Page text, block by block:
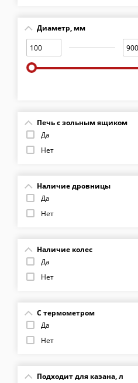
Древесина
Диаметр, мм
Печь с зольным ящиком
Да
Нет
Наличие дровницы
Да
Нет
Наличие колес
Да
Нет
С термометром
Да
Нет
Подходит для казана, л